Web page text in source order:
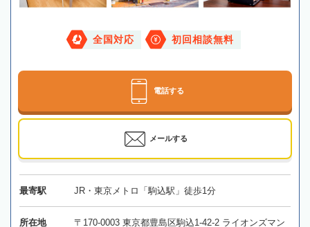
全国対応 初回相談無料
電話する
メールする
最寄駅 JR・東京メトロ「駒込駅」徒歩1分
所在地
〒170-0003 東京都豊島区駒込1-42-2 ライオンズマン